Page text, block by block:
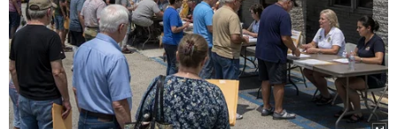
01/12/2021 12:05
Tổ chức Hợp tác và Phát triển kinh tế (OECD) dự báo
kinh tế toàn cầu sẽ tăng trưởng ở mức 5,6%, thấp hơn
so với mức dự báo 5,7% được đưa ra trước đó.